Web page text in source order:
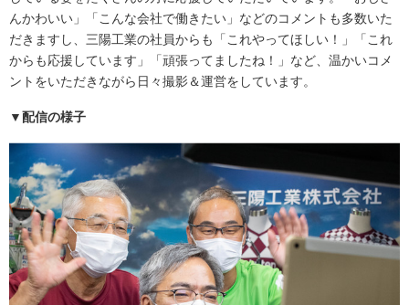
んかわいい」「こんな会社で働きたい」などのコメントも多数いた
だきますし、三陽工業の社員からも「これやってほしい！」「これ
からも応援しています」「頑張ってましたね！」など、温かいコメ
ントをいただきながら日々撮影＆運営をしています。
▼配信の様子